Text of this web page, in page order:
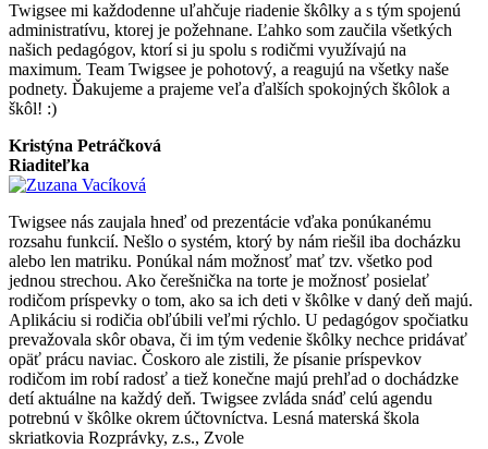
Twigsee mi každodenne uľahčuje riadenie škôlky a s tým spojenú
administratívu, ktorej je požehnane. Ľahko som zaučila všetkých
našich pedagógov, ktorí si ju spolu s rodičmi využívajú na
maximum. Team Twigsee je pohotový, a reagujú na všetky naše
podnety. Ďakujeme a prajeme veľa ďalších spokojných škôlok a
škôl! :)
Kristýna Petráčková
Riaditeľka
Twigsee nás zaujala hneď od prezentácie vďaka ponúkanému
rozsahu funkcií. Nešlo o systém, ktorý by nám riešil iba docházku
alebo len matriku. Ponúkal nám možnosť mať tzv. všetko pod
jednou strechou. Ako čerešnička na torte je možnosť posielať
rodičom príspevky o tom, ako sa ich deti v škôlke v daný deň majú.
Aplikáciu si rodičia obľúbili veľmi rýchlo. U pedagógov spočiatku
prevažovala skôr obava, či im tým vedenie škôlky nechce pridávať
opäť prácu naviac. Čoskoro ale zistili, že písanie príspevkov
rodičom im robí radosť a tiež konečne majú prehľad o dochádzke
detí aktuálne na každý deň. Twigsee zvláda snáď celú agendu
potrebnú v škôlke okrem účtovníctva. Lesná materská škola
skriatkovia Rozprávky, z.s., Zvole